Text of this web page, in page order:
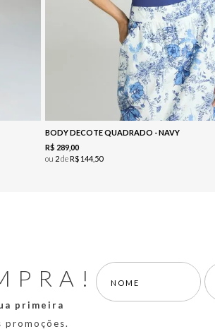
BODY DECOTE QUADRADO - NAVY
R$ 289,00
ou 2deR$ 144, 50
primeira
promoções.